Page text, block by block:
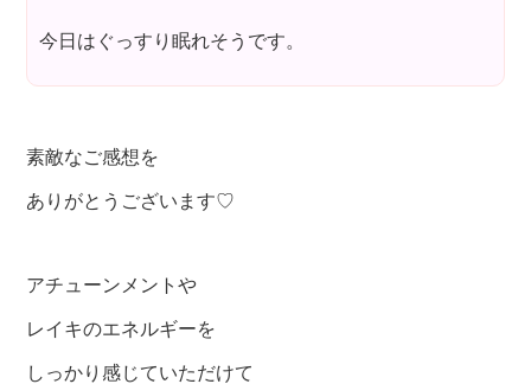
今日はぐっすり眠れそうです。
素敵なご感想を
ありがとうございます♡
アチューンメントや
レイキのエネルギーを
しっかり感じていただけて